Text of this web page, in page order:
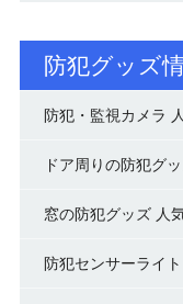
防犯グッズ
防犯・監視カメラ
ドア周りの防犯グ
窓の防犯グッズ 人
防犯センサーライ